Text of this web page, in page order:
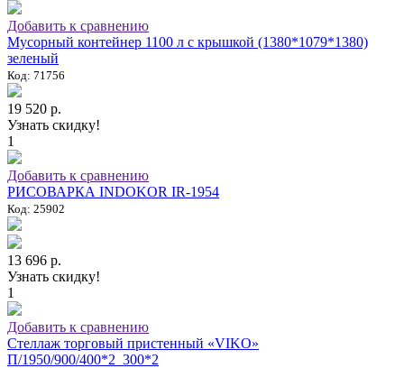
Добавить к сравнению
Мусорный контейнер 1100 л с крышкой (1380*1079*1380)
зеленый
Код: 71756
19 520 р.
Узнать скидку!
1
Добавить к сравнению
РИСОВАРКА INDOKOR IR-1954
Код: 25902
13 696 р.
Узнать скидку!
1
Добавить к сравнению
Стеллаж торговый пристенный «VIKO»
П/1950/900/400*2_300*2